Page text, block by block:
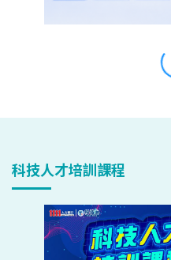
科技人才培訓課程